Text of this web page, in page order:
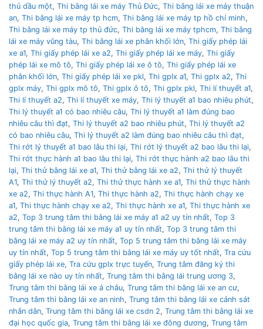
thủ dầu một, Thi bằng lái xe máy Thủ Đức, Thi bằng lái xe máy thuận
an, Thi bằng lái xe máy tp hcm, Thi bằng lái xe máy tp hồ chí minh,
Thi bằng lái xe máy tp thủ đức, Thi bằng lái xe máy tphcm, Thi bằng
lái xe máy vũng tàu, Thi bằng lái xe phân khối lớn, Thi giấy phép lái
xe a1, Thi giấy phép lái xe a2, Thi giấy phép lái xe máy, Thi giấy
phép lái xe mô tô, Thi giấy phép lái xe ô tô, Thi giấy phép lái xe
phân khối lớn, Thi giấy phép lái xe pkl, Thi gplx a1, Thi gplx a2, Thi
gplx máy, Thi gplx mô tô, Thi gplx ô tô, Thi gplx pkl, Thi lí thuyết a1,
Thi lí thuyết a2, Thi lí thuyết xe máy, Thi lý thuyết a1 bao nhiêu phút,
Thi lý thuyết a1 có bao nhiêu câu, Thi lý thuyết a1 làm đúng bao
nhiêu câu thì đạt, Thi lý thuyết a2 bao nhiêu phút, Thi lý thuyết a2
có bao nhiêu câu, Thi lý thuyết a2 làm đúng bao nhiêu câu thì đạt,
Thi rớt lý thuyết a1 bao lâu thi lại, Thi rớt lý thuyết a2 bao lâu thi lại,
Thi rớt thực hành a1 bao lâu thi lại, Thi rớt thực hành a2 bao lâu thi
lại, Thi thử bằng lái xe a1, Thi thử bằng lái xe a2, Thi thử lý thuyết
A1, Thi thử lý thuyết a2, Thi thử thực hành xe a1, Thi thử thực hành
xe a2, Thi thực hành A1, Thi thực hành a2, Thi thực hành chạy xe
a1, Thi thực hành chạy xe a2, Thi thực hành xe a1, Thi thực hành xe
a2, Top 3 trung tâm thi bằng lái xe máy a1 a2 uy tín nhất, Top 3
trung tâm thi bằng lái xe máy a1 uy tín nhất, Top 3 trung tâm thi
bằng lái xe máy a2 uy tín nhất, Top 5 trung tâm thi bằng lái xe máy
uy tín nhất, Top 5 trung tâm thi bằng lái xe máy uy tốt nhất, Tra cứu
giấy phép lái xe, Tra cứu gplx trực tuyến, Trung tâm đăng ký thi
bằng lái xe nào uy tín nhất, Trung tâm thi bằng lái trung ương 3,
Trung tâm thi bằng lái xe á châu, Trung tâm thi bằng lái xe an cư,
Trung tâm thi bằng lái xe an ninh, Trung tâm thi bằng lái xe cảnh sát
nhân dân, Trung tâm thi bằng lái xe csdn 2, Trung tâm thi bằng lái xe
đại học quốc gia, Trung tâm thi bằng lái xe đông dương, Trung tâm